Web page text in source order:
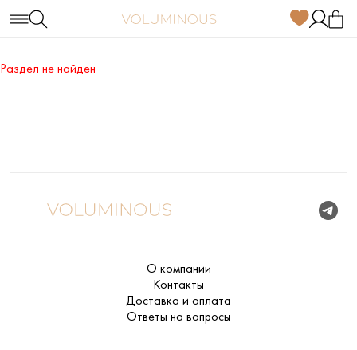
Раздел не найден
О компании
Контакты
Доставка и оплата
Ответы на вопросы